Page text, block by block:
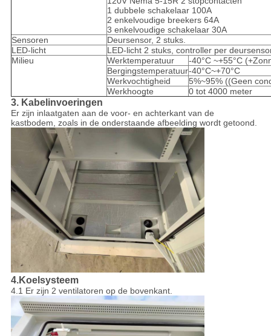
1 dubbele schakelaar 100A
2 enkelvoudige breekers 64A
3 enkelvoudige schakelaar 30A
Sensoren
Deursensor, 2 stuks.
LED-licht
LED-licht 2 stuks, controller per
Milieu
Werktemperatuur
-40°C ~+55°C
Bergingstemperatuur-40°C~+70°C
Werkvochtigheid
5%~95% ((Geen
Werkhoogte
0 tot 4000 meter
3. Kabelinvoeringen
Er zijn inlaatgaten aan de voor- en achterkant van de
kastbodem, zoals in de onderstaande afbeelding wordt getoond.
4.Koelsysteem
4.1 Er zijn 2 ventilatoren op de bovenkant.